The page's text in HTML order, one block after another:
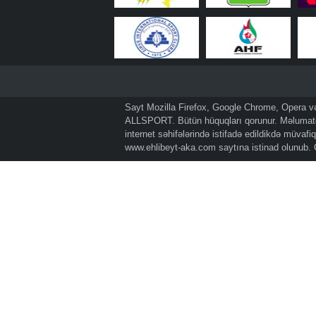
Sayt Mozilla Firefox, Google Chrome, Opera
ALLSPORT. Bütün hüquqları qorunur.
internet səhifələrində istifadə edildikdə
www.ehlibeyt-aka.com saytına istinad olunub.